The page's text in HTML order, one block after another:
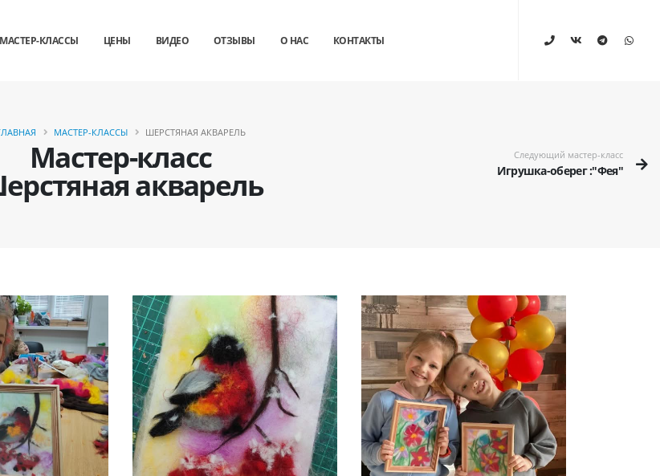
МАСТЕР-КЛАССЫ ЦЕНЫ ВИДЕО ОТЗЫВЫ О НАС КОНТАКТЫ
Мастер-класс
акварель
МАСТЕР-КЛАССЫ
ШЕРСТЯНАЯ АКВАРЕЛЬ
Следующий мастер-класс
Игрушка-оберег :"Фея"